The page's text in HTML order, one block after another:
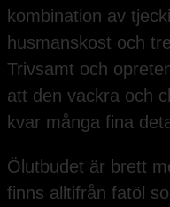
kombination av
husmanskost och
Trivsamt och
att den vackra och
kvar många fina
Ölutbudet är brett
finns alltifrån fatöl